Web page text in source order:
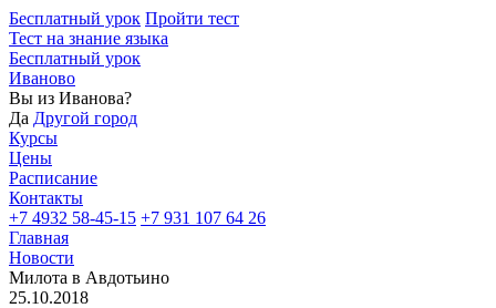
Бесплатный урок Пройти тест
Тест на знание языка
Бесплатный урок
Иваново
Вы из Иванова?
Да Другой город
Курсы
Цены
Расписание
Контакты
+7 4932 58-45-15 +7 931 107 64 26
Главная
Новости
Милота в Авдотьино
25.10.2018